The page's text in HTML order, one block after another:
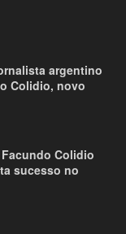
argentino
Colidio, novo
Colidio
sucesso no